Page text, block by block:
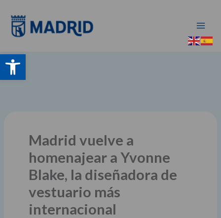
Abrir barra de herramientas
contenido
Madrid vuelve a
homenajear a Yvonne
Blake, la diseñadora de
vestuario más
internacional